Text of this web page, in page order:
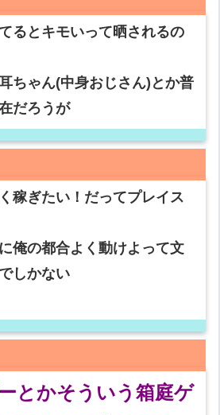
るとキモいって晒されるの
ちゃん(中身おじさん)とか普
だろうが
稼ぎたい！だってプレイス
俺の都合よく動けよって文
しかない
とかそういう箱庭ゲ